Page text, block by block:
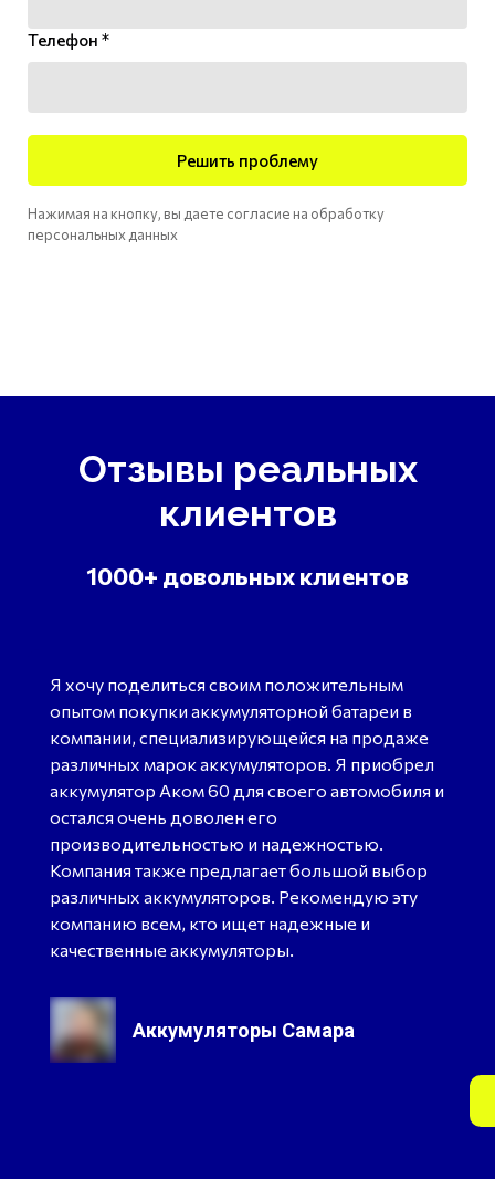
Телефон *
Решить проблему
Нажимая на кнопку, вы даете согласие на обработку
персональных данных
Отзывы реальных
клиентов
1000+ довольных клиентов
Я хочу поделиться своим положительным
опытом покупки аккумуляторной батареи в
компании, специализирующейся на продаже
различных марок аккумуляторов. Я приобрел
аккумулятор Аком 60 для своего автомобиля и
остался очень доволен его
производительностью и надежностью.
Компания также предлагает большой выбор
различных аккумуляторов. Рекомендую эту
компанию всем, кто ищет надежные и
качественные аккумуляторы.
Аккумуляторы Самара